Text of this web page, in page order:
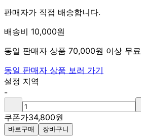
판매자가 직접 배송합니다.
배송비 10,000원
동일 판매자 상품 70,000원 이상 무료
동일 판매자 상품 보러 가기
설정 지역
-
쿠폰가34,800원
바로구매 장바구니